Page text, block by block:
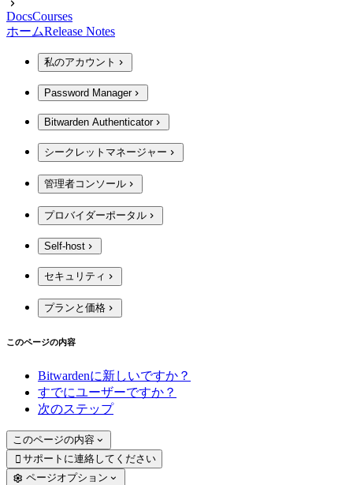
DocsCourses
ホームRelease Notes
私のアカウント
Password Manager
Bitwarden Authenticator
シークレットマネージャー
管理者コンソール
プロバイダーポータル
Self-host
セキュリティ
プランと価格
このページの内容
Bitwardenに新しいですか？
すでにユーザーですか？
次のステップ
このページの内容
 サポートに連絡してください
ページオプション